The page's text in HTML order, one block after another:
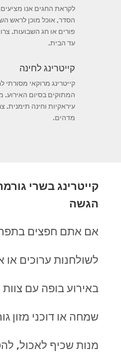
לקראת החגים אנו מציעים
הסדר, אוכל מוכן לראש
פורים או חג השבועות.
עד הבית.
קייטרינג לחינה
קייטרינג מרוקאי
המתוקים בסיום האירוע.
עיראקיות וחינה תימנית.
מדהים.
קייטרינג בשרי
הגשה
אם אתם חפצים
לשולחנות ערוכים או
באירוע בופה עם
שמחה או דוכני מזון
מנות שכיף לאכול,